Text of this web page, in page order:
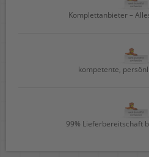
Komplettanbieter –
kompetente,
99% Lieferbereitschaft